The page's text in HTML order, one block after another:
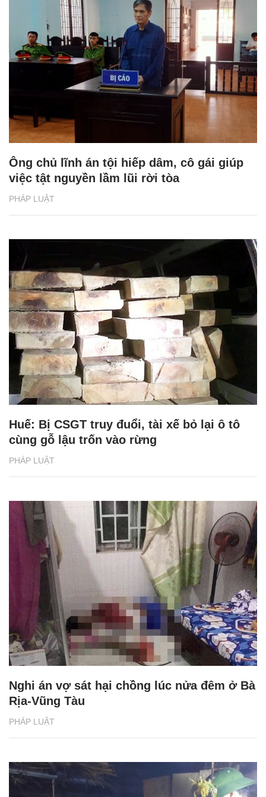
PHÁP LUẬT
Ông chủ lĩnh án tội hiếp dâm, cô gái giúp
việc tật nguyền lầm lũi rời tòa
PHÁP LUẬT
Huế: Bị CSGT truy đuổi, tài xế bỏ lại ô tô
cùng gỗ lậu trốn vào rừng
PHÁP LUẬT
Nghi án vợ sát hại chồng lúc nửa đêm ở Bà
Rịa-Vũng Tàu